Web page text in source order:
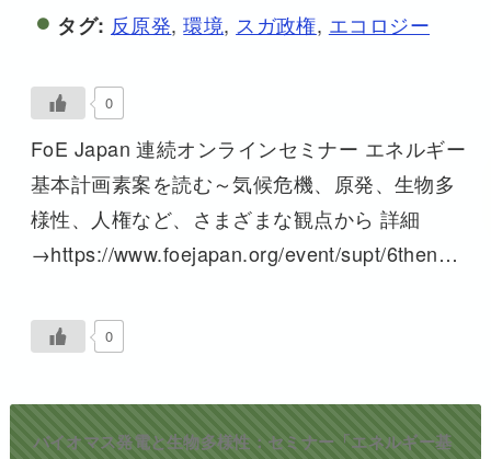
タグ: 反原発,環境, スガ政権, エコロジー
0
FoE Japan 連続オンラインセミナー エネルギー
基本計画素案を読む～気候危機、原発、生物多
様性、人権など、さまざまな観点から 詳細
→https://www.foejapan.org/event/supt/6then…
0
バイオマス発電と生物多様性：セミナー「エネルギー基